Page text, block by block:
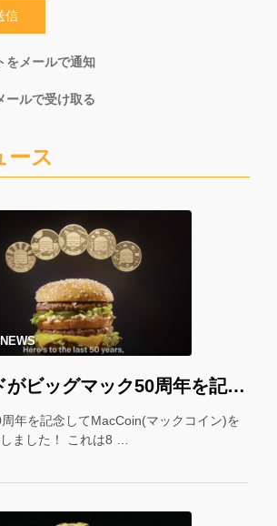
をメールで通知
ールで受け取る
ース
マクドナルドがビッグマック50周年を記念して「マックコイン」を配布！＊
年を記念してMacCoin(マックコイン)を
ました！ これは8 …